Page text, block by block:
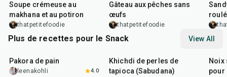
Soupe crémeuse au
makhana et au potiron
thatpetitefoodie
Gâteau aux pêches sans
œufs
thatpetitefoodie
Plus de recettes pour le Snack View All
Pakora de pain
leenakohli 4.0
Khichdi de perles de
tapioca (Sabudana)
Noix
pour